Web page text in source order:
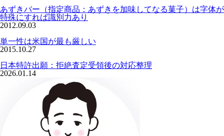
あずきバー（指定商品：あずきを加味してなる菓子）は字体が
特殊にすれば識別力あり
2012.09.03
単一性は米国が最も厳しい
2015.10.27
日本特許出願：拒絶査定受領後の対応整理
2026.01.14